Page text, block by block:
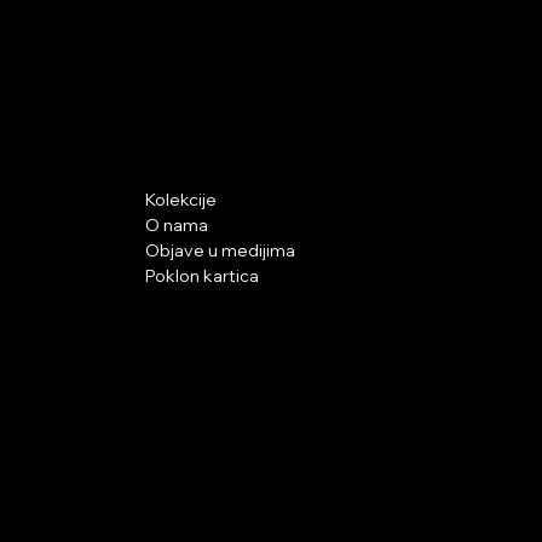
Kolekcije
O nama
Objave u medijima
Poklon kartica